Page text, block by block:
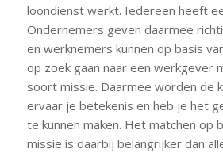
loondienst werkt. Iedereen heeft
Ondernemers geven daarmee
en werknemers kunnen op basis
op zoek gaan naar een werkgever
soort missie. Daarmee worden de
ervaar je betekenis en heb je het
te kunnen maken. Het matchen op
missie is daarbij belangrijker dan